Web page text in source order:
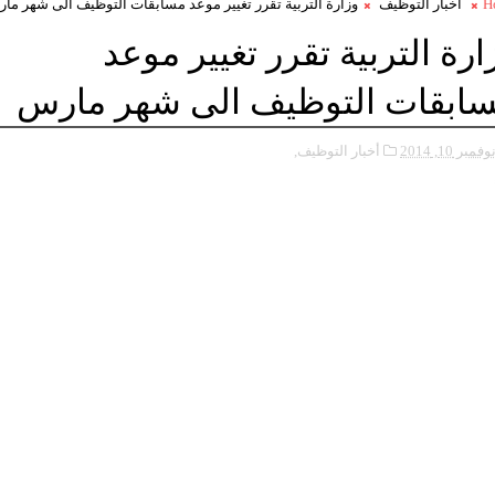
أخبار التوظيف وزارة التربية تقرر تغيير موعد مسابقات التوظيف الى شهر
التربية تقرر تغيير موعد
التوظيف الى شهر مارس
نوفمبر 10, 2014 أخبار التوظيف,